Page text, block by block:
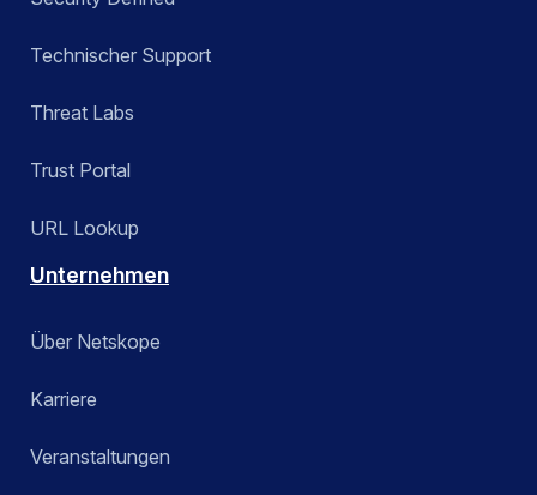
Technischer Support
Threat Labs
Trust Portal
URL Lookup
Unternehmen
Über Netskope
Karriere
Veranstaltungen